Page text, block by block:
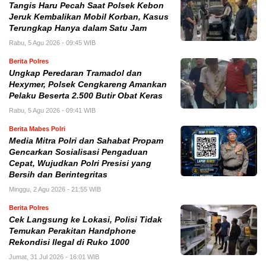
Tangis Haru Pecah Saat Polsek Kebon
Jeruk Kembalikan Mobil Korban, Kasus
Terungkap Hanya dalam Satu Jam
Rabu, 5 Agu 2026 - 09:45 WIB
Berita Polres
Ungkap Peredaran Tramadol dan
Hexymer, Polsek Cengkareng Amankan
Pelaku Beserta 2.500 Butir Obat Keras
Rabu, 5 Agu 2026 - 09:41 WIB
Berita Mabes Polri
Media Mitra Polri dan Sahabat Propam
Gencarkan Sosialisasi Pengaduan
Cepat, Wujudkan Polri Presisi yang
Bersih dan Berintegritas
Minggu, 2 Agu 2026 - 21:55 WIB
Berita Polres
Cek Langsung ke Lokasi, Polisi Tidak
Temukan Perakitan Handphone
Rekondisi Ilegal di Ruko 1000
Jumat, 31 Jul 2026 - 16:01 WIB